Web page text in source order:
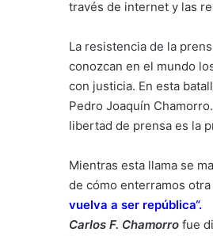
través de internet y las
La resistencia de la
conozcan en el mundo
con justicia. En esta
Pedro Joaquín
libertad de prensa es la
Mientras esta llama se
de cómo enterramos
vuelva a ser república“.
Carlos F. Chamorro fue